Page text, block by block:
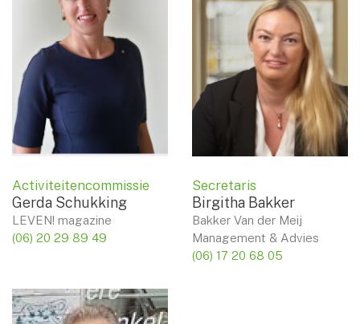
Activiteitencommissie
Gerda Schukking
LEVEN! magazine
(06) 20 29 89 49
Secretaris
Birgitha Bakker
Bakker Van der Meij
Management & Advies
(06) 17 20 68 05